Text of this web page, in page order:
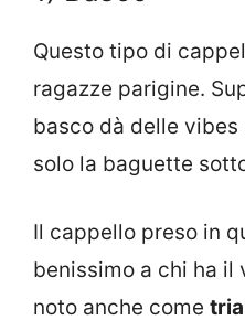
Questo tipo di
ragazze parigine.
basco dà delle vibes
solo la baguette
Il cappello preso in
benissimo a chi ha il
noto anche come